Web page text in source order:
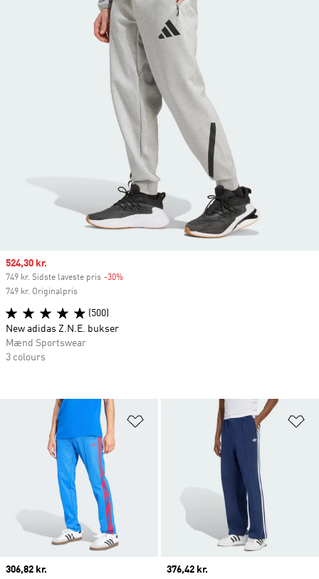
Føj til ønskeliste
Current price
306,82 kr. Current price
376,42 kr.
Sale price
524,30 kr.
749 kr. Sidste laveste pris -30%
749 kr. Originalpris
(500)
New adidas Z.N.E. bukser
Mænd Sportswear
3 colours